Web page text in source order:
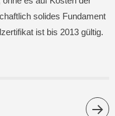
solides Fundament
ist bis 2013 gültig.